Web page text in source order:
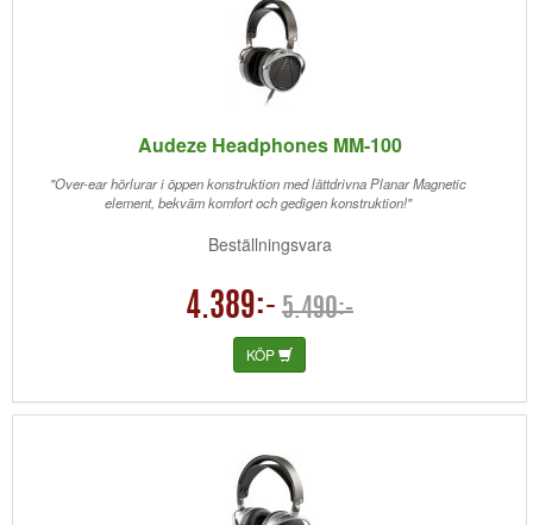
Audeze Headphones MM-100
"Over-ear hörlurar i öppen konstruktion med lättdrivna Planar Magnetic
element, bekväm komfort och gedigen konstruktion!"
Beställningsvara
4.389:- 5.490:-
KÖP